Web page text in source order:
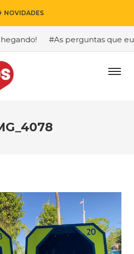
NOVIDADES
#As perguntas que eu